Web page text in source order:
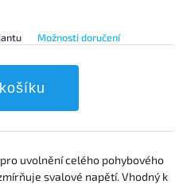
Možnosti doručení
uvolnění celého pohybového
svalové napětí. Vhodný k